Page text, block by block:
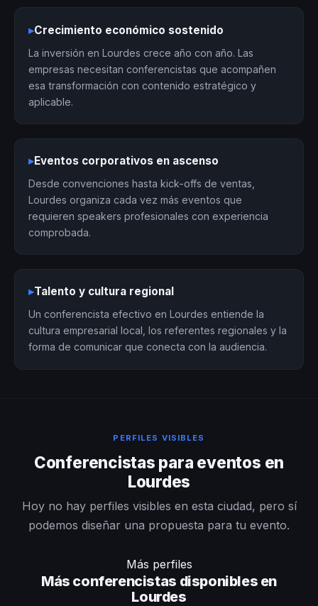
▸Crecimiento económico sostenido
La inversión en Lourdes crece año con año. Las
empresas necesitan conferencistas que acompañen
esa transformación con contenido estratégico y
aplicable.
▸Eventos corporativos en ascenso
Desde convenciones hasta kick-offs de ventas,
Lourdes organiza cada vez más eventos que
requieren speakers profesionales con experiencia
comprobada.
▸Talento y cultura regional
Un conferencista efectivo en Lourdes entiende la
cultura empresarial local, los referentes regionales y la
forma de comunicar que conecta con la audiencia.
PERFILES VISIBLES
Conferencistas para eventos en
Lourdes
Hoy no hay perfiles visibles en esta ciudad, pero sí
podemos diseñar una propuesta para tu evento.
Más perfiles
Más conferencistas disponibles en
Lourdes